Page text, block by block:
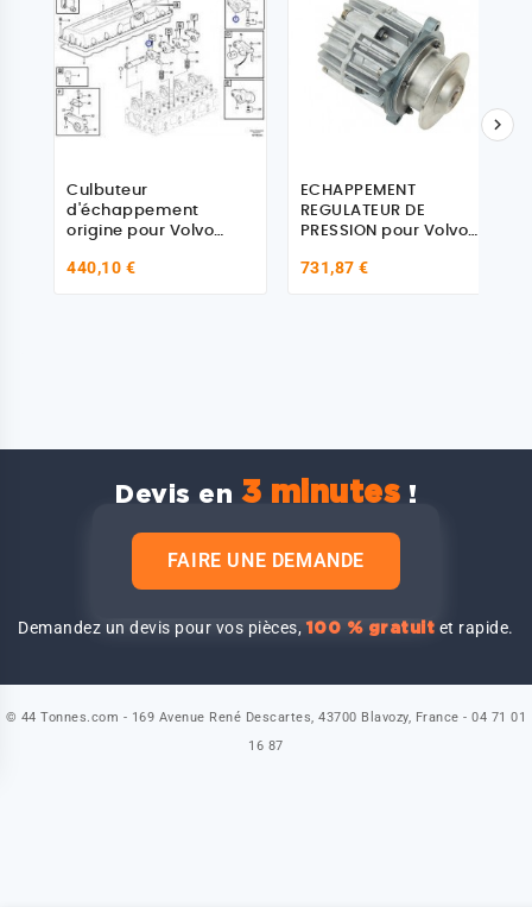
Culbuteur
d'échappement
origine pour Volvo
440,10 €
ECHAPPEMENT
REGULATEUR DE
PRESSION pour Volvo
20556737,
731,87 €

Devis en 3 minutes !
FAIRE UNE DEMANDE
Demandez un devis pour vos pièces,100 % gratuit et rapide.
© 44 Tonnes.com - 169 Avenue René Descartes, 43700 Blavozy, France - 04 71 01
16 87